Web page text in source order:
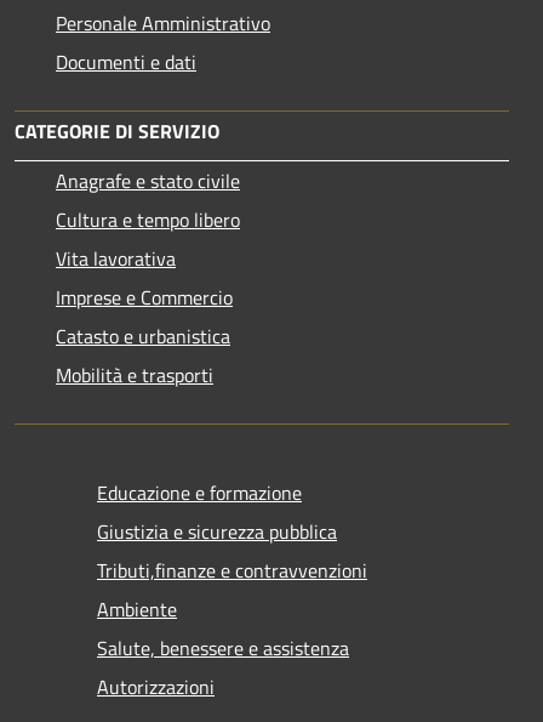
Personale Amministrativo
Documenti e dati
CATEGORIE DI SERVIZIO
Anagrafe e stato civile
Cultura e tempo libero
Vita lavorativa
Imprese e Commercio
Catasto e urbanistica
Mobilità e trasporti
Educazione e formazione
Giustizia e sicurezza pubblica
Tributi,finanze e contravvenzioni
Ambiente
Salute, benessere e assistenza
Autorizzazioni